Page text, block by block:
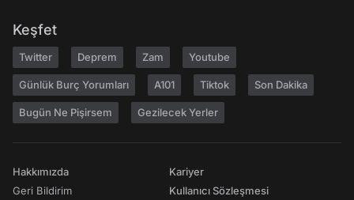
Keşfet
Twitter Deprem Zam Youtube
Günlük Burç Yorumları A101 Tiktok Son Dakika
Bugün Ne Pişirsem Gezilecek Yerler
Hakkımızda
Geri Bildirim
Kariyer
Kullanıcı Sözleşmesi